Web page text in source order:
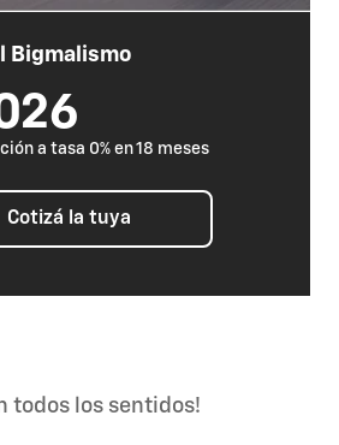
Bigmalismo
a tasa 0% en 18 meses
Cotizá la tuya
todos los sentidos!